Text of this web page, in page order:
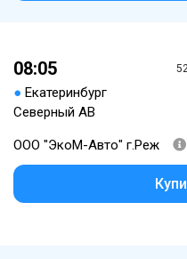
08:05
● Екатеринбург
Северный АВ
ООО "ЭкоМ-Авто" г.Реж